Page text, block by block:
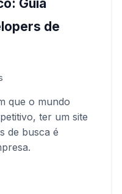
Guia
de
que o mundo
ter um site
de busca é